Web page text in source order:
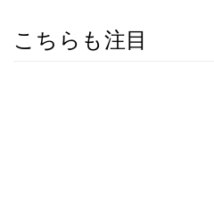
こちらも注目